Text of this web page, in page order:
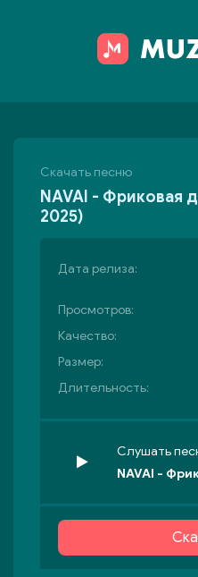
Скачать песню
NAVAI - Фриковая
2025)
Дата релиза:
Просмотров:
Качество:
Размер:
Длительность:
Слушать